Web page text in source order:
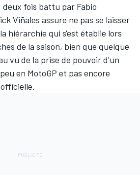
deux fois battu par Fabio
Viñales assure ne pas se laisser
hiérarchie qui s'est établie lors
de la saison, bien que quelque
vu de la prise de pouvoir d'un
en MotoGP et pas encore